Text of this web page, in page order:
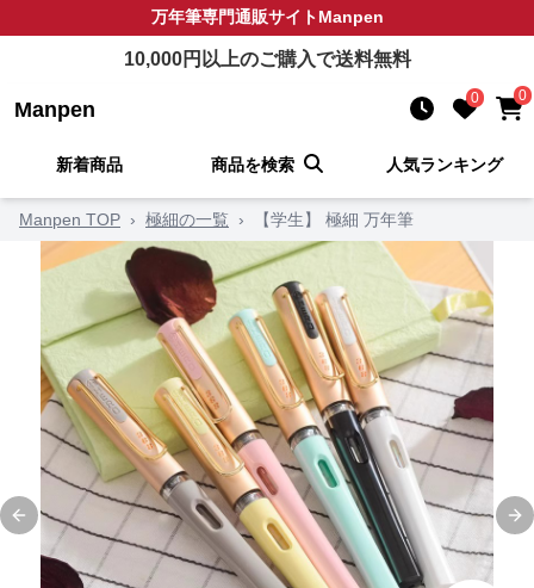
万年筆専門通販サイトManpen
10,000円以上のご購入で送料無料
Manpen 0 0
新着商品 商品を検索 人気ランキング
Manpen TOP › 極細の一覧 › 【学生】 極細 万年筆
Previous slide